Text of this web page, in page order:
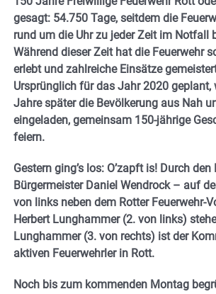
gesagt: 54.750 Tage, seitdem die
rund um die Uhr zu jeder Zeit im Notfall
Während dieser Zeit hat die Feuerwehr
erlebt und zahlreiche Einsätze
Ursprünglich für das Jahr 2020 geplant,
Jahre später die Bevölkerung aus Nah
eingeladen, gemeinsam 150-jährige
feiern.
Gestern ging’s los: O’zapft is! Durch den
Bürgermeister Daniel Wendrock – auf
von links neben dem Rotter Feuerwehr-
Herbert Lunghammer (2. von links)
Lunghammer (3. von rechts) ist der
aktiven Feuerwehrler in Rott.
Noch bis zum kommenden Montag